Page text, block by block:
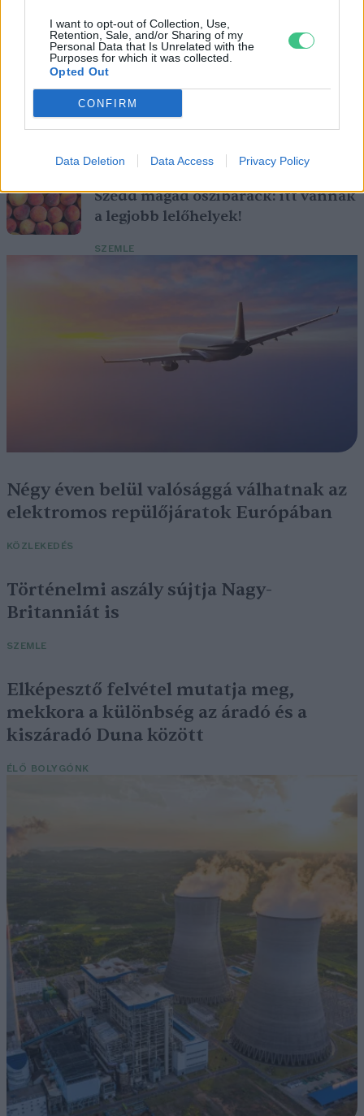
I want to opt-out of Collection, Use,
Retention, Sale, and/or Sharing of my
Personal Data that Is Unrelated with the
Purposes for which it was collected.
Opted Out
CONFIRM
Data Deletion Data Access Privacy Policy
is. A jó idő beköszöntével érdemes minél többet felkeresni.
Születésnapi programokkal várja a
hétvégén a közönséget a 160 éves
Fővárosi Állatkert
ÉLŐ BOLYGÓNK
Szedd magad őszibarack: itt vannak
a legjobb lelőhelyek!
SZEMLE
Négy éven belül valósággá válhatnak az
elektromos repülőjáratok Európában
KÖZLEKEDÉS
Történelmi aszály sújtja Nagy-
Britanniát is
SZEMLE
Elképesztő felvétel mutatja meg,
mekkora a különbség az áradó és a
kiszáradó Duna között
ÉLŐ BOLYGÓNK